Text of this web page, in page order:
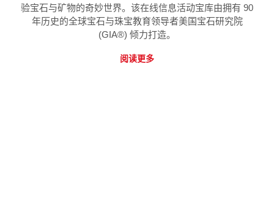
验宝石与矿物的奇妙世界。该在线信息活动宝库由拥有 90
年历史的全球宝石与珠宝教育领导者美国宝石研究院
(GIA®) 倾力打造。
阅读更多